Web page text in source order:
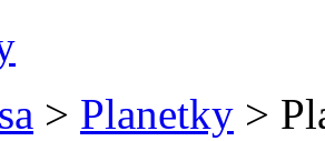
> Planetky >